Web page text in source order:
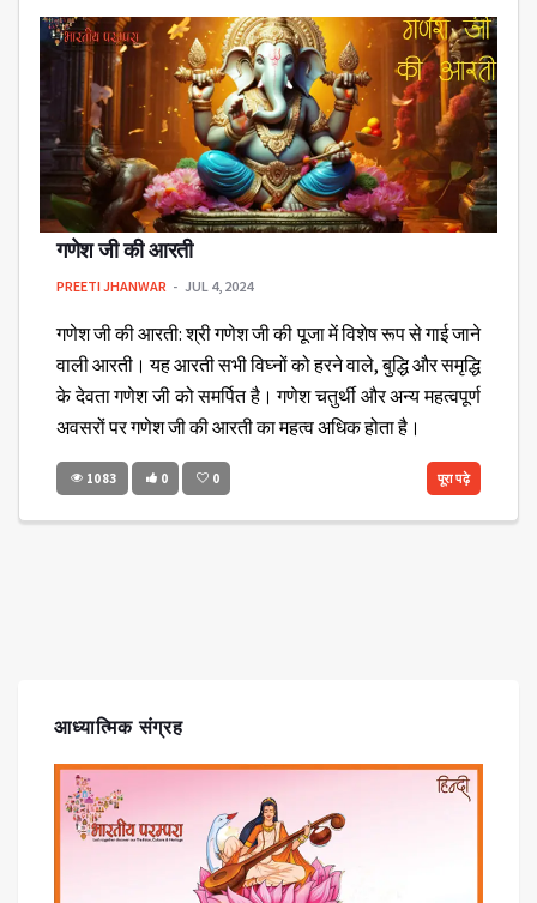
गणेश जी की आरती
PREETI JHANWAR JUL 4, 2024
गणेश जी की आरती: श्री गणेश जी की पूजा में विशेष रूप से गाई जाने
वाली आरती। यह आरती सभी विघ्नों को हरने वाले, बुद्धि और समृद्धि
के देवता गणेश जी को समर्पित है। गणेश चतुर्थी और अन्य महत्वपूर्ण
अवसरों पर गणेश जी की आरती का महत्व अधिक होता है।
1083 0 0 पूरा पढ़े
आध्यात्मिक संग्रह